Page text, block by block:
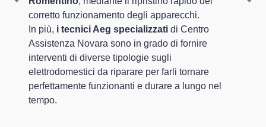
corretto funzionamento degli apparecchi.
In più, i tecnici Aeg specializzati di Centro
Assistenza Novara sono in grado di fornire
interventi di diverse tipologie sugli
elettrodomestici da riparare per farli tornare
perfettamente funzionanti e durare a lungo nel
tempo.
Previous